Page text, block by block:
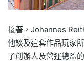
接著，Johannes
他談及這套作品玩家
了創辦人及營運總監